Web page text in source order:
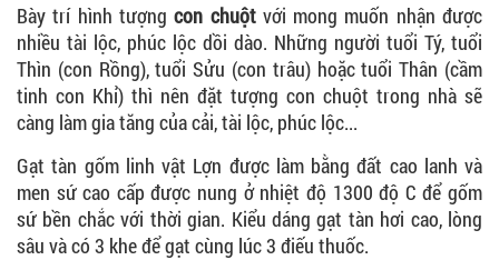
Bày trí hình tượng con chuộtvới mong muốn nhận được
nhiều tài lộc, phúc lộc dồi dào. Những người tuổi Tý, tuổi
Thìn (con Rồng), tuổi Sửu (con trâu) hoặc tuổi Thân (cầm
tinh con Khỉ) thì nên đặt tượng con chuột trong nhà sẽ
càng làm gia tăng của cải, tài lộc, phúc lộc...
Gạt tàn gốm linh vật Lợn được làm bằng đất cao lanh và
men sứ cao cấp được nung ở nhiệt độ 1300 độ C để gốm
sứ bền chắc với thời gian. Kiểu dáng gạt tàn hơi cao, lòng
sâu và có 3 khe để gạt cùng lúc 3 điếu thuốc.